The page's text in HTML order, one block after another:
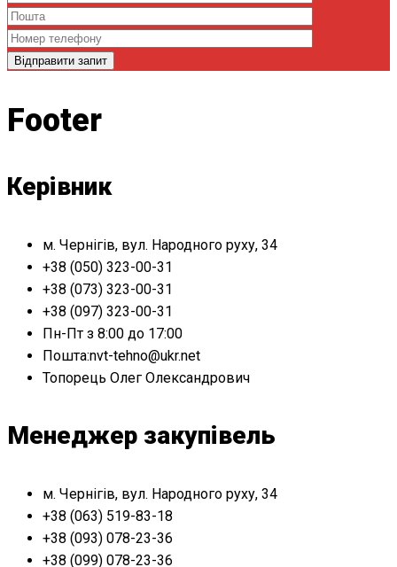
Footer
Керівник
м. Чернігів, вул. Народного руху, 34
+38 (050) 323-00-31
+38 (073) 323-00-31
+38 (097) 323-00-31
Пн-Пт з 8:00 до 17:00
Пошта:nvt-tehno@ukr.net
Топорець Олег Олександрович
Менеджер закупівель
м. Чернігів, вул. Народного руху, 34
+38 (063) 519-83-18
+38 (093) 078-23-36
+38 (099) 078-23-36